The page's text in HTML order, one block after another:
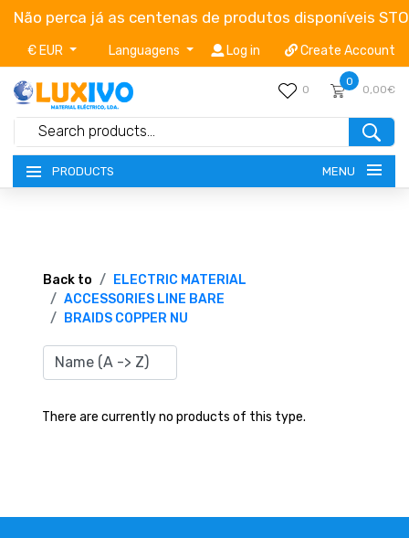
Não perca já as centenas de produtos disponíveis
€ EUR Languagens Log in Create Account
0
0
0,00€
PRODUCTS MENU
TERMS OF SERVICE
CATALOGUES
CAMPAIGNS
ABOUT US
Back to
ELECTRIC MATERIAL
ACCESSORIES LINE BARE
BRAIDS COPPER NU
There are currently no products of this type.